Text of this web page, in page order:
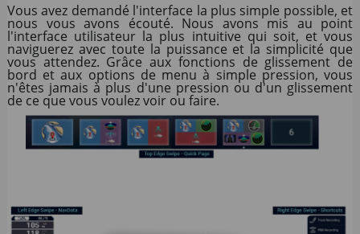
Vous avez demandé l'interface la plus simple possible, et
nous vous avons écouté. Nous avons mis au point
l'interface utilisateur la plus intuitive qui soit, et vous
naviguerez avec toute la puissance et la simplicité que
vous attendez. Grâce aux fonctions de glissement de
bord et aux options de menu à simple pression, vous
n'êtes jamais à plus d'une pression ou d'un glissement
de ce que vous voulez voir ou faire.